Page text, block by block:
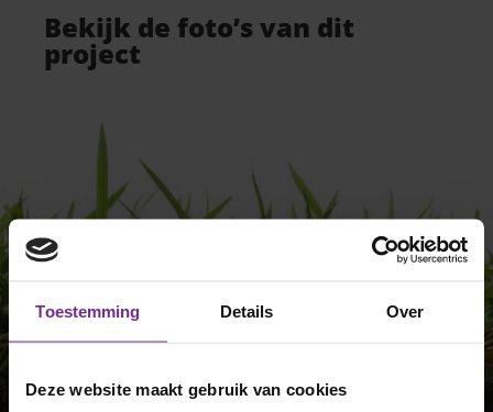
Toestemming Details Over
Deze website maakt gebruik van cookies
Bekijk de foto’s van dit
project